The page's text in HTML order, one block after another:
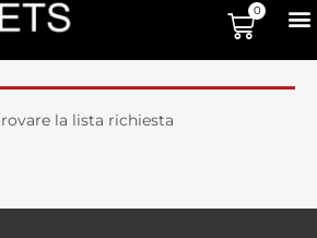
0
la lista richiesta